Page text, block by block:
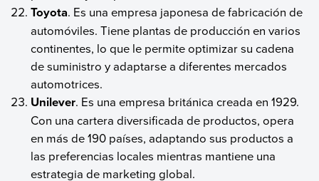
Toyota. Es una empresa japonesa de fabricación de
automóviles. Tiene plantas de producción en varios
continentes, lo que le permite optimizar su cadena
de suministro y adaptarse a diferentes mercados
automotrices.
Unilever. Es una empresa británica creada en 1929.
Con una cartera diversificada de productos, opera
en más de 190 países, adaptando sus productos a
las preferencias locales mientras mantiene una
estrategia de marketing global.